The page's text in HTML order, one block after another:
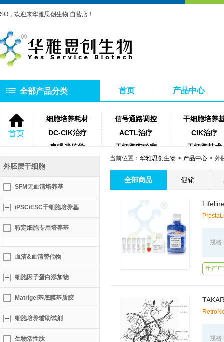
SO，欢迎来华雅思创生物 自营店！
全部产品分类 首页 产品中心
首页
细胞培养耗材 信号通路调控
干细胞培养
DC-CIK治疗
ACTL治疗
CIK治疗
表观遗传学
干细胞实验室
干细胞技术
微生物培养基
琼脂糖
牛血清
蛋白酶类
测序相关试剂耗材 PCR相关试
外胚层干细胞
SFM无血清培养基
iPSC/ESC干细胞培养基
特定细胞专用培养基
血清&血清替代物
细胞因子蛋白添加物
Matrigel基底膜基质胶
细胞培养辅助试剂
生物活性肽
当前位置： 华雅思创生物 产品中心 外
全部商品 促销
规格:
生产
规格: